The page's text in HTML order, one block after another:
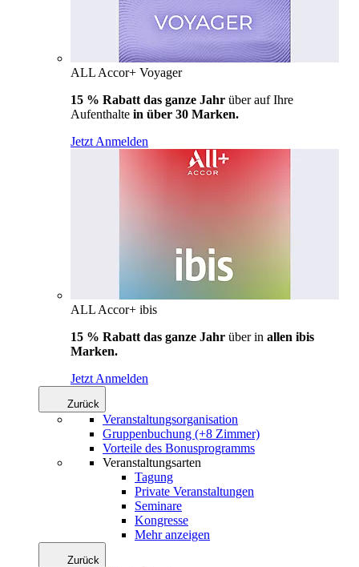
ALL Accor+ Voyager
15 % Rabatt das ganze Jahr über auf Ihre
Aufenthalte in über 30 Marken.
Jetzt Anmelden
ALL Accor+ ibis
15 % Rabatt das ganze Jahr über in allen ibis
Marken.
Jetzt Anmelden
Zurück
Veranstaltungsorganisation
Gruppenbuchung (+8 Zimmer)
Vorteile des Bonusprogramms
Veranstaltungsarten
Tagung
Private Veranstaltungen
Seminare
Kongresse
Mehr anzeigen
Zurück